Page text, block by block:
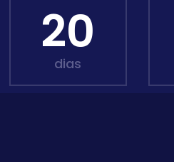
20
dias